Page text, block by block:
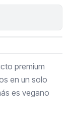
premium
en un solo
es vegano